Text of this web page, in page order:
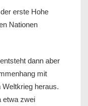
erste Hohe
Nationen
dann aber
mit
Weltkrieg heraus.
etwa zwei